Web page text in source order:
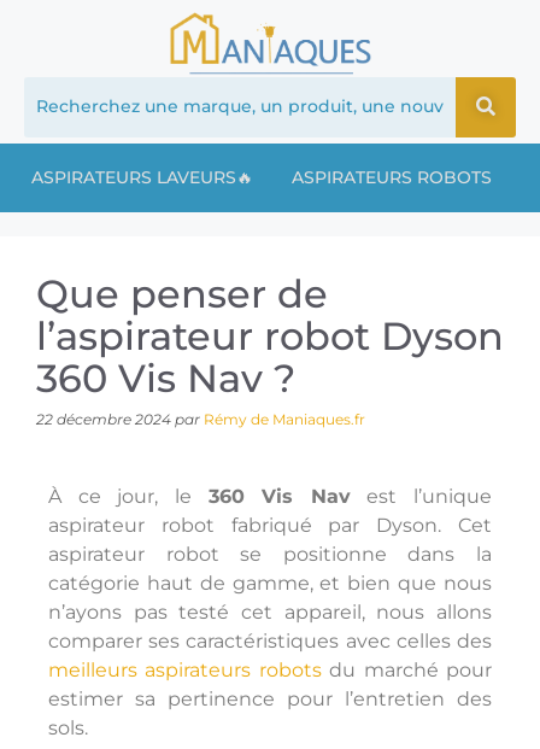
ASPIRATEURS LAVEURS🔥 ASPIRATEURS ROBOTS
Que penser de
l’aspirateur robot Dyson
360 Vis Nav ?
22 décembre 2024 par Rémy de Maniaques.fr
À ce jour, le 360 Vis Navest l’unique
aspirateur robot fabriqué par Dyson. Cet
aspirateur robot se positionne dans la
catégorie haut de gamme, et bien que nous
n’ayons pas testé cet appareil, nous allons
comparer ses caractéristiques avec celles des
meilleurs aspirateurs robotsdu marché pour
estimer sa pertinence pour l’entretien des
sols.